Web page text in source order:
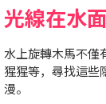
光線在水
水上旋轉木馬不僅
猩猩等，尋找這些
漫。